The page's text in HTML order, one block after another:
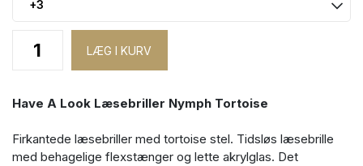
Have A Look Læsebriller Nymph Tortoise
Firkantede læsebriller med tortoise stel. Tidsløs læsebrille
med behagelige flexstænger og lette akrylglas. Det